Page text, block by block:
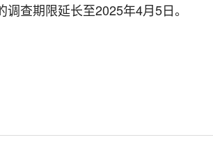
查期限延长至2025年4月5日。